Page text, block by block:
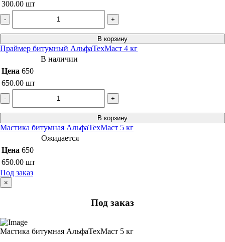
300.00 шт
- +
В корзину
Праймер битумный АльфаТехМаст 4 кг
В наличии
Цена 650
650.00 шт
- +
В корзину
Мастика битумная АльфаТехМаст 5 кг
Ожидается
Цена 650
650.00 шт
Под заказ
×
Под заказ
Мастика битумная АльфаТехМаст 5 кг